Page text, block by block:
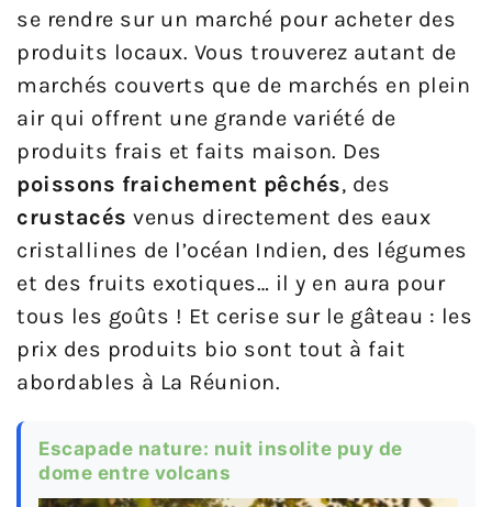
se rendre sur un marché pour acheter des
produits locaux. Vous trouverez autant de
marchés couverts que de marchés en plein
air qui offrent une grande variété de
produits frais et faits maison. Des
poissons fraichement pêchés, des
crustacés venus directement des eaux
cristallines de l’océan Indien, des légumes
et des fruits exotiques… il y en aura pour
tous les goûts ! Et cerise sur le gâteau : les
prix des produits bio sont tout à fait
abordables à La Réunion.
Escapade nature: nuit insolite puy de
dome entre volcans